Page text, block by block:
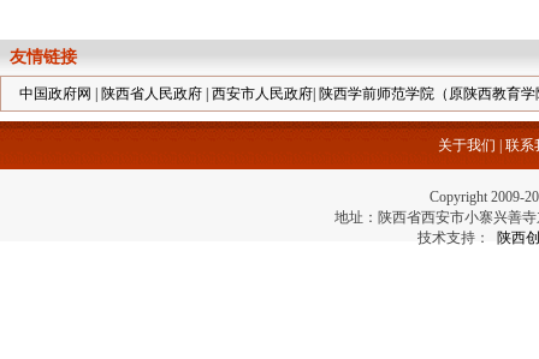
友情链接
中国政府网 陕西省人民政府 西安市人民政府 陕西学前师范学院（原陕西教育学
关于我们 联系
Copyright 2009-
地址：陕西省西安市小寨兴善寺
技术支持：
陕西